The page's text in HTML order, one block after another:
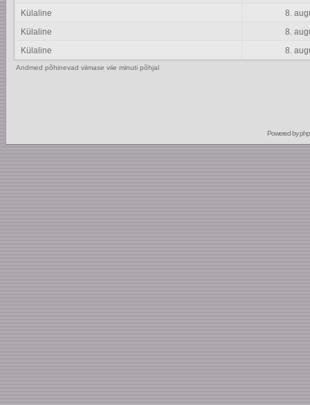
Külaline
8.
Külaline
8.
Külaline
8.
Andmed põhinevad viimase viie minuti põhjal
Powered by